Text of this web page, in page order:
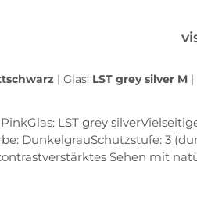
| Glas: LST grey silver M |
LST grey
DunkelgrauSchutzstufe: 3
Sehen mit